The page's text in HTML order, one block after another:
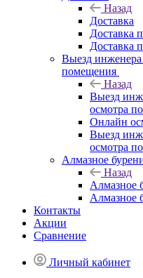
Назад
Доставка
Доставка
Доставка
Выезд инженера
помещения
Назад
Выезд
осмотра
Онлайн
Выезд
осмотра
Алмазное
Назад
Алмазное
Алмазное
Контакты
Акции
Сравнение
Личный кабинет